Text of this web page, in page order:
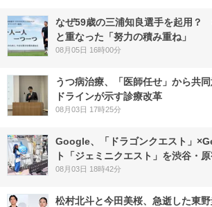
なぜ59歳の三浦知良選手を起用？
と重なった「努力の積み重ね」
08月05日 16時00分
うつ病治療、「医師任せ」から共
ドラインが示す診療改革
08月03日 17時25分
Google、「ドラゴンクエスト」
ト「ジェミニクエスト」を渋谷・
08月03日 18時42分
松村北斗と今田美桜、急逝した東